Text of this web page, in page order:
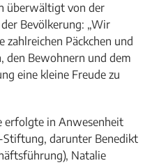
überwältigt von der
Bevölkerung: „Wir
zahlreichen Päckchen und
den Bewohnern und dem
eine kleine Freude zu
erfolgte in Anwesenheit
darunter Benedikt
Natalie